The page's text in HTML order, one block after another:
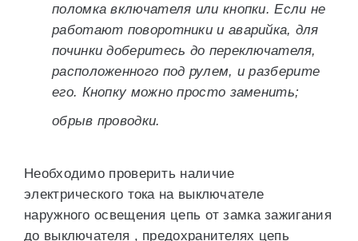
поломка включателя или кнопки. Если не
работают поворотники и аварийка, для
починки доберитесь до переключателя,
расположенного под рулем, и разберите
его. Кнопку можно просто заменить;
обрыв проводки.
Необходимо проверить наличие
электрического тока на выключателе
наружного освещения цепь от замка зажигания
до выключателя , предохранителях цепь